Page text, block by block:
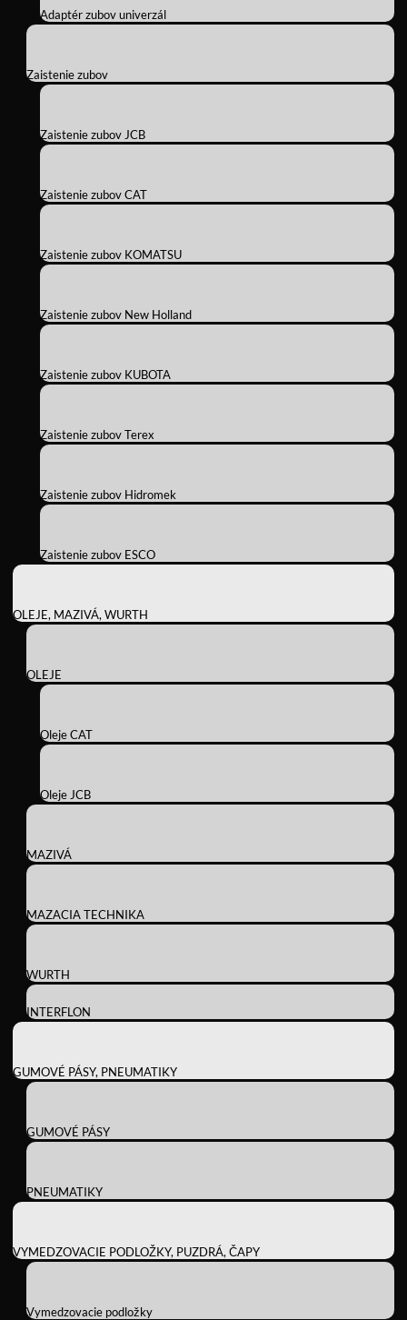
Adaptér zubov univerzál
Zaistenie zubov
Zaistenie zubov JCB
Zaistenie zubov CAT
Zaistenie zubov KOMATSU
Zaistenie zubov New Holland
Zaistenie zubov KUBOTA
Zaistenie zubov Terex
Zaistenie zubov Hidromek
Zaistenie zubov ESCO
OLEJE, MAZIVÁ, WURTH
OLEJE
Oleje CAT
Oleje JCB
MAZIVÁ
MAZACIA TECHNIKA
WURTH
INTERFLON
GUMOVÉ PÁSY, PNEUMATIKY
GUMOVÉ PÁSY
PNEUMATIKY
VYMEDZOVACIE PODLOŽKY, PUZDRÁ, ČAPY
Vymedzovacie podložky